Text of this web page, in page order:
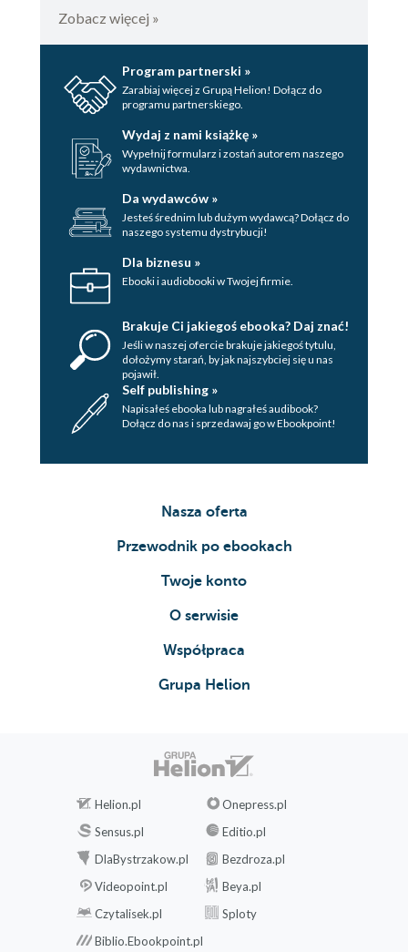
Zobacz więcej »
Program partnerski »
Zarabiaj więcej z Grupą Helion! Dołącz do
programu partnerskiego.
Wydaj z nami książkę »
Wypełnij formularz i zostań autorem naszego
wydawnictwa.
Da wydawców »
Jesteś średnim lub dużym wydawcą? Dołącz do
naszego systemu dystrybucji!
Dla biznesu »
Ebooki i audiobooki w Twojej firmie.
Brakuje Ci jakiegoś ebooka? Daj znać!
Jeśli w naszej ofercie brakuje jakiegoś tytulu,
dołożymy starań, by jak najszybciej się u nas
pojawił.
Self publishing »
Napisałeś ebooka lub nagrałeś audibook?
Dołącz do nas i sprzedawaj go w Ebookpoint!
Nasza oferta
Przewodnik po ebookach
Twoje konto
O serwisie
Współpraca
Grupa Helion
Helion.pl
Onepress.pl
Sensus.pl
Editio.pl
DlaBystrzakow.pl
Bezdroza.pl
Videopoint.pl
Beya.pl
Czytalisek.pl
Sploty
Biblio.Ebookpoint.pl